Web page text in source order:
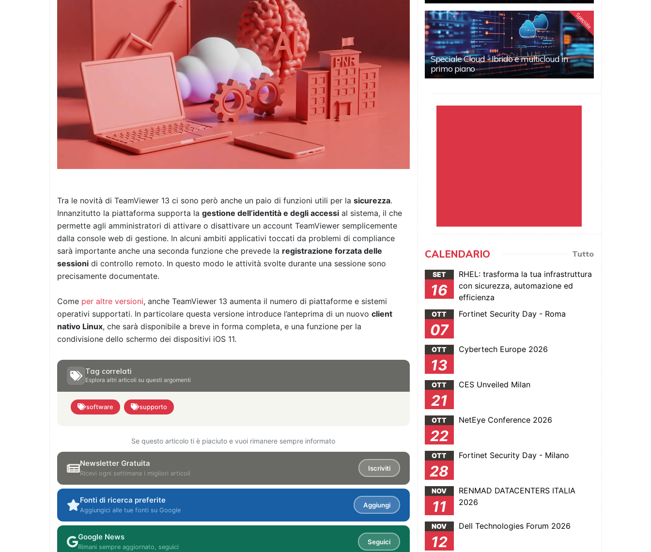
Tra le novità di TeamViewer 13 ci sono però anche un paio di funzioni utili per la sicurezza.
Innanzitutto la piattaforma supporta la gestione dell’identità e degli accessi al sistema, il che
permette agli amministratori di attivare o disattivare un account TeamViewer semplicemente
dalla console web di gestione. In alcuni ambiti applicativi toccati da problemi di compliance
sarà importante anche una seconda funzione che prevede la registrazione forzata delle
sessioni di controllo remoto. In questo modo le attività svolte durante una sessione sono
precisamente documentate.
Come per altre versioni, anche TeamViewer 13 aumenta il numero di piattaforme e sistemi
operativi supportati. In particolare questa versione introduce l’anteprima di un nuovo client
nativo Linux, che sarà disponibile a breve in forma completa, e una funzione per la
condivisione dello schermo dei dispositivi iOS 11.
Tag correlati
Esplora altri articoli su questi argomenti
software supporto
Se questo articolo ti è piaciuto e vuoi rimanere sempre informato
Newsletter Gratuita
Ricevi ogni settimana i migliori articoli
Iscriviti
Fonti di ricerca preferite
Aggiungici alle tue fonti su Google
Aggiungi
Google News
Rimani sempre aggiornato, seguici
Seguici
Speciale
Speciale Cloud - Ibrido e multicloud in
primo piano
CALENDARIO Tutto
SET
16
RHEL: trasforma la tua infrastruttura
con sicurezza, automazione ed
efficienza
OTT
07
Fortinet Security Day - Roma
OTT
13
Cybertech Europe 2026
OTT
21
CES Unveiled Milan
OTT
22
NetEye Conference 2026
OTT
28
Fortinet Security Day - Milano
NOV
11
RENMAD DATACENTERS ITALIA
2026
NOV
12
Dell Technologies Forum 2026